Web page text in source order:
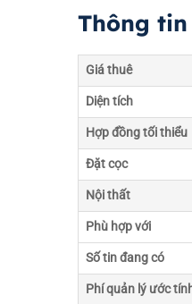
Thông
Giá thuê
Diện tích
Hợp đồng tối thiểu
Đặt cọc
Nội thất
Phù hợp với
Số tin đang có
Phí quản lý ước